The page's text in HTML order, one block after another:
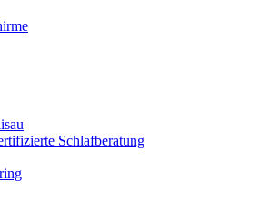
Schlafberatung